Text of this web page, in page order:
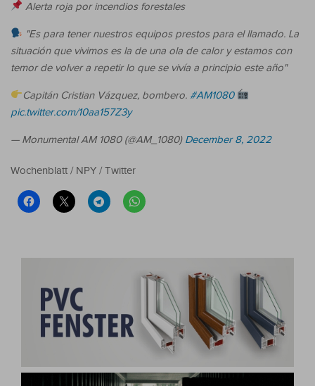
Alerta roja por incendios forestales
"Es para tener nuestros equipos prestos para el llamado. La
situación que vivimos es la de una ola de calor y estamos con
temor de volver a repetir lo que se vivía a principio este año"
Capitán Cristian Vázquez, bombero. #AM1080
pic.twitter.com/10aa157Z3y
— Monumental AM 1080 (@AM_1080) December 8, 2022
Wochenblatt / NPY / Twitter